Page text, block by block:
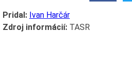
Pridal: Ivan Harčár
Zdroj informácií:TASR